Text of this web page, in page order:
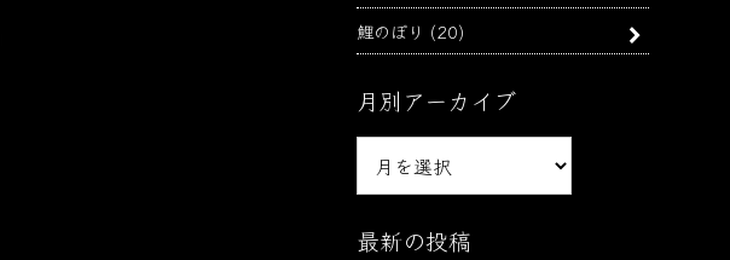
鯉のぼり (20)
月別アーカイブ
ー
最新の投稿